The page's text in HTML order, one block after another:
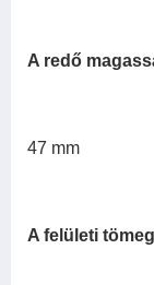
A redő
47 mm
A felületi tömeg